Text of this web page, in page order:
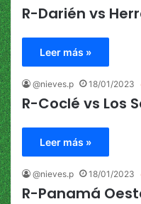
R-Darién vs
Leer más »
@nieves.p 18/01/2023
R-Coclé vs Los
Leer más »
@nieves.p 18/01/2023
R-Panamá